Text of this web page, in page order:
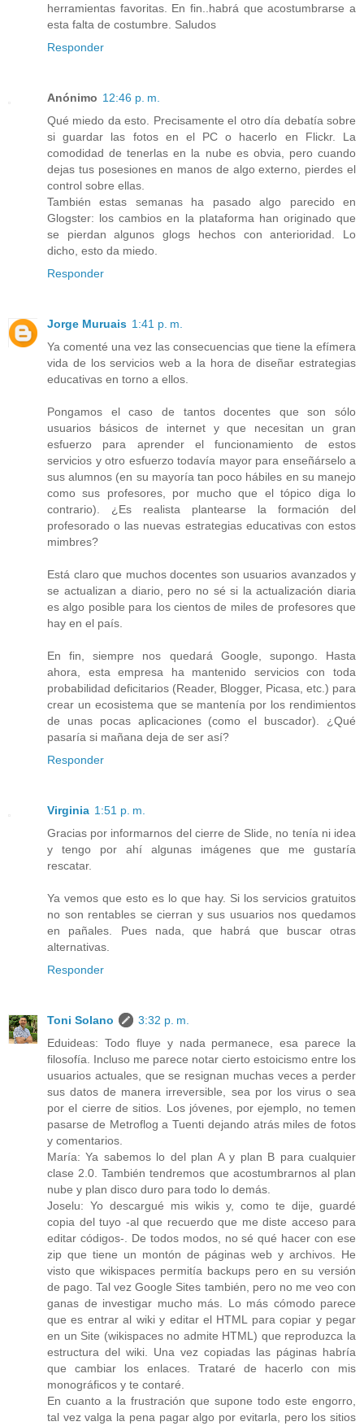
herramientas favoritas. En fin..habrá que acostumbrarse a
esta falta de costumbre. Saludos
Responder
Anónimo 12:46 p. m.
Qué miedo da esto. Precisamente el otro día debatía sobre
si guardar las fotos en el PC o hacerlo en Flickr. La
comodidad de tenerlas en la nube es obvia, pero cuando
dejas tus posesiones en manos de algo externo, pierdes el
control sobre ellas.
También estas semanas ha pasado algo parecido en
Glogster: los cambios en la plataforma han originado que
se pierdan algunos glogs hechos con anterioridad. Lo
dicho, esto da miedo.
Responder
Jorge Muruais 1:41 p. m.
Ya comenté una vez las consecuencias que tiene la efímera
vida de los servicios web a la hora de diseñar estrategias
educativas en torno a ellos.
Pongamos el caso de tantos docentes que son sólo
usuarios básicos de internet y que necesitan un gran
esfuerzo para aprender el funcionamiento de estos
servicios y otro esfuerzo todavía mayor para enseñárselo a
sus alumnos (en su mayoría tan poco hábiles en su manejo
como sus profesores, por mucho que el tópico diga lo
contrario). ¿Es realista plantearse la formación del
profesorado o las nuevas estrategias educativas con estos
mimbres?
Está claro que muchos docentes son usuarios avanzados y
se actualizan a diario, pero no sé si la actualización diaria
es algo posible para los cientos de miles de profesores que
hay en el país.
En fin, siempre nos quedará Google, supongo. Hasta
ahora, esta empresa ha mantenido servicios con toda
probabilidad deficitarios (Reader, Blogger, Picasa, etc.) para
crear un ecosistema que se mantenía por los rendimientos
de unas pocas aplicaciones (como el buscador). ¿Qué
pasaría si mañana deja de ser así?
Responder
Virginia 1:51 p. m.
Gracias por informarnos del cierre de Slide, no tenía ni idea
y tengo por ahí algunas imágenes que me gustaría
rescatar.
Ya vemos que esto es lo que hay. Si los servicios gratuitos
no son rentables se cierran y sus usuarios nos quedamos
en pañales. Pues nada, que habrá que buscar otras
alternativas.
Responder
Toni Solano
3:32 p. m.
Eduideas: Todo fluye y nada permanece, esa parece la
filosofía. Incluso me parece notar cierto estoicismo entre los
usuarios actuales, que se resignan muchas veces a perder
sus datos de manera irreversible, sea por los virus o sea
por el cierre de sitios. Los jóvenes, por ejemplo, no temen
pasarse de Metroflog a Tuenti dejando atrás miles de fotos
y comentarios.
María: Ya sabemos lo del plan A y plan B para cualquier
clase 2.0. También tendremos que acostumbrarnos al plan
nube y plan disco duro para todo lo demás.
Joselu: Yo descargué mis wikis y, como te dije, guardé
copia del tuyo -al que recuerdo que me diste acceso para
editar códigos-. De todos modos, no sé qué hacer con ese
zip que tiene un montón de páginas web y archivos. He
visto que wikispaces permitía backups pero en su versión
de pago. Tal vez Google Sites también, pero no me veo con
ganas de investigar mucho más. Lo más cómodo parece
que es entrar al wiki y editar el HTML para copiar y pegar
en un Site (wikispaces no admite HTML) que reproduzca la
estructura del wiki. Una vez copiadas las páginas habría
que cambiar los enlaces. Trataré de hacerlo con mis
monográficos y te contaré.
En cuanto a la frustración que supone todo este engorro,
tal vez valga la pena pagar algo por evitarla, pero los sitios